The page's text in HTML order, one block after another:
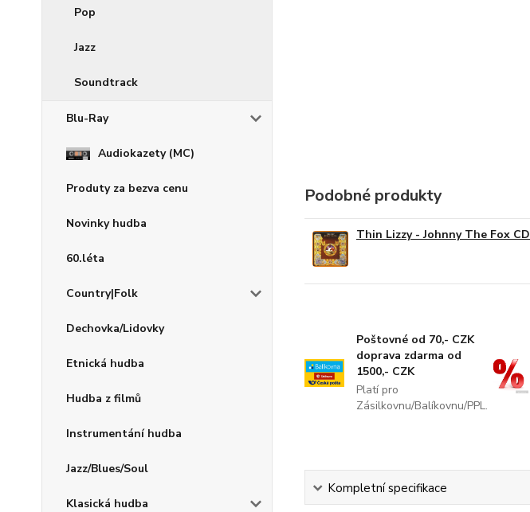
Pop
Jazz
Soundtrack
Blu-Ray
Audiokazety (MC)
Produty za bezva cenu
Novinky hudba
60.léta
Country|Folk
Dechovka/Lidovky
Etnická hudba
Hudba z filmů
Instrumentání hudba
Jazz/Blues/Soul
Klasická hudba
Podobné produkty
Thin Lizzy - Johnny The Fox CD
Poštovné od 70,- CZK
doprava zdarma od
1500,- CZK
Platí pro
Zásilkovnu/Balíkovnu/PPL.
Kompletní specifikace